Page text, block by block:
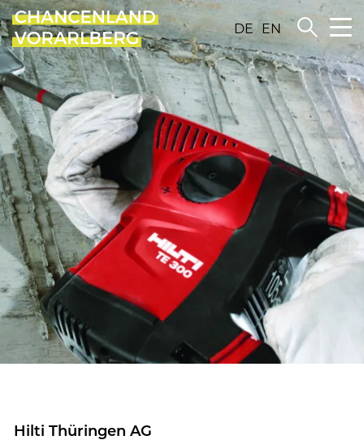
DE EN
Hilti Thü­rin­gen AG